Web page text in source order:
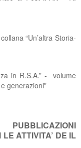
“Un’altra Storia-
in R.S.A.” - volume
generazioni"
ATTIVITA’ DE IL